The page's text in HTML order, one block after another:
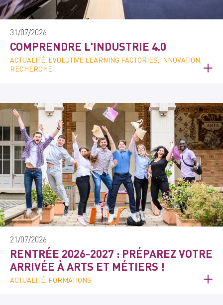
31/07/2026
COMPRENDRE L'INDUSTRIE 4.0
ACTUALITÉ, EVOLUTIVE LEARNING FACTORIES, INNOVATION,
RECHERCHE
21/07/2026
RENTRÉE 2026-2027 : PRÉPAREZ VOTRE
ARRIVÉE À ARTS ET MÉTIERS !
ACTUALITÉ, FORMATIONS